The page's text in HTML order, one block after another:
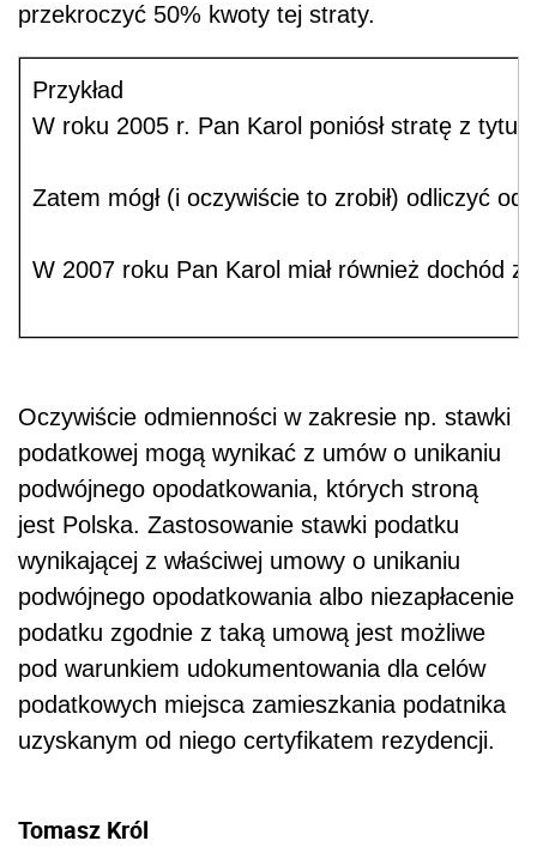
przekroczyć 50% kwoty tej straty.
Przykład
W roku 2005 r. Pan Karol poniósł stratę z
Zatem mógł (i oczywiście to zrobił) odliczyć
W 2007 roku Pan Karol miał również dochód
Oczywiście odmienności w zakresie np. stawki
podatkowej mogą wynikać z umów o unikaniu
podwójnego opodatkowania, których stroną
jest Polska. Zastosowanie stawki podatku
wynikającej z właściwej umowy o unikaniu
podwójnego opodatkowania albo niezapłacenie
podatku zgodnie z taką umową jest możliwe
pod warunkiem udokumentowania dla celów
podatkowych miejsca zamieszkania podatnika
uzyskanym od niego certyfikatem rezydencji.
Tomasz Król